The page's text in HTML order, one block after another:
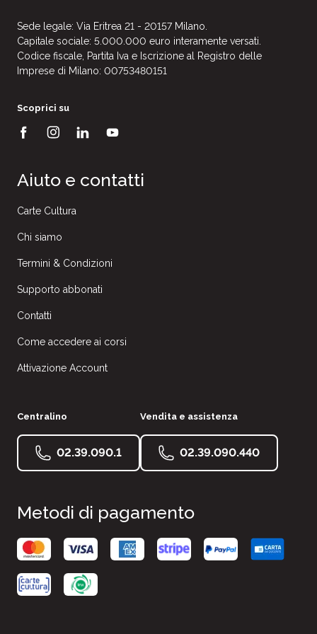
Sede legale: Via Eritrea 21 - 20157 Milano.
Capitale sociale: 5.000.000 euro interamente versati.
Codice fiscale, Partita Iva e Iscrizione al Registro delle
Imprese di Milano: 00753480151
Scoprici su
Aiuto e contatti
Carte Cultura
Chi siamo
Termini & Condizioni
Supporto abbonati
Contatti
Come accedere ai corsi
Attivazione Account
Centralino
02.39.090.1
Vendita e assistenza
02.39.090.440
Metodi di pagamento